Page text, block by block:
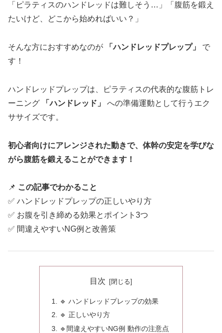
「ピラティスのハンドレッドは難しそう…」「腹筋を鍛え
たいけど、どこから始めればいい？」
そんな方におすすめなのが 「ハンドレッドプレップ」
で
す！
ハンドレッドプレップは、ピラティスの代表的な腹筋トレ
ーニング
「ハンドレッド」
への準備運動として行うエク
ササイズです。
初心者向けにアレンジされた動きで、体幹の安定を学びな
がら腹筋を鍛えることができます！
📌 この記事でわかること
✅ ハンドレッドプレップの正しいやり方
✅ お腹を引き締める効果とポイント3つ
✅ 間違えやすいNG例と改善策
目次
🔹 ハンドレッドプレップの効果
🔹 正しいやり方
🔹間違えやすいNG例 動作の注意点